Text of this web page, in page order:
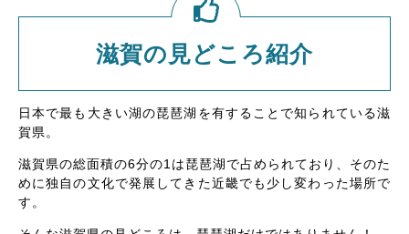
滋賀の見どころ紹介
日本で最も大きい湖の琵琶湖を有することで知られている滋
賀県。
滋賀県の総面積の6分の1は琵琶湖で占められており、そのた
めに独自の文化で発展してきた近畿でも少し変わった場所で
す。